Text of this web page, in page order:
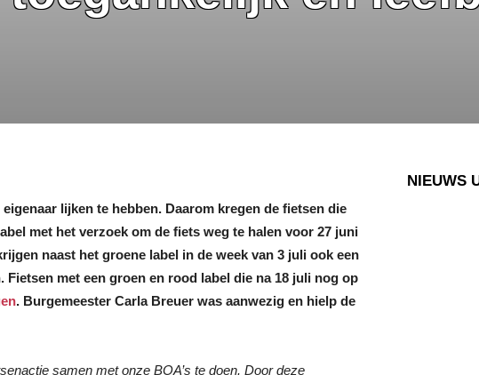
lijken te hebben. Daarom kregen de fietsen die
met het verzoek om de fiets weg te halen voor 27 juni
naast het groene label in de week van 3 juli ook een
met een groen en rood label die na 18 juli nog op
. Burgemeester Carla Breuer was aanwezig en hielp de
samen met onze BOA’s te doen. Door deze
NIEUWS